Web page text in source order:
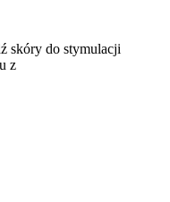
skóry do stymulacji
z